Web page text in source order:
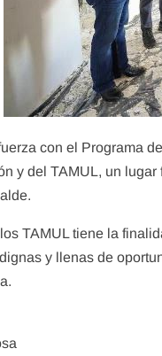
con el Programa
y del TAMUL, un
TAMUL tiene la
y llenas de